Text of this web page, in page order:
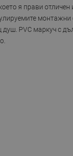
я прави
PVC маркуч с